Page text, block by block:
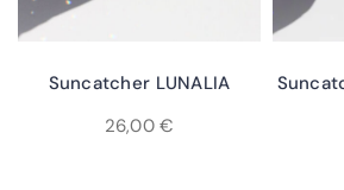
Ajouter Au Panier
Suncatcher LUNALIA
26,00€